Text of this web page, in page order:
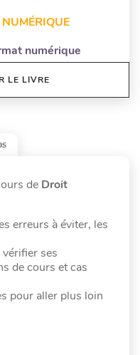
numérique
LE LIVRE
de Droit
erreurs à éviter, les
ses
de cours et cas
pour aller plus loin